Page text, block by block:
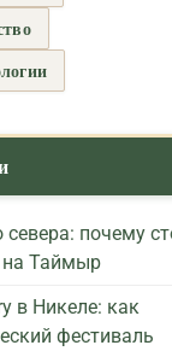
севера: почему
на Таймыр
в Никеле: как
фестиваль